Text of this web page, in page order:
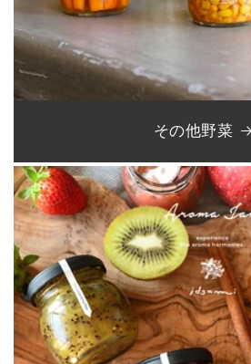
その他野菜